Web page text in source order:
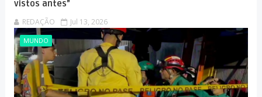
vistos antes”
REDAÇÃO Jul 13, 2026
MUNDO